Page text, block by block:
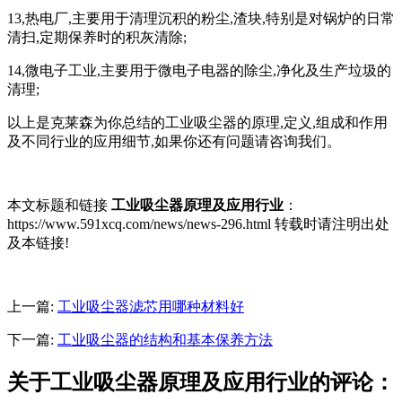
13,热电厂,主要用于清理沉积的粉尘,渣块,特别是对锅炉的日常
清扫,定期保养时的积灰清除;
14,微电子工业,主要用于微电子电器的除尘,净化及生产垃圾的
清理;
以上是克莱森为你总结的工业吸尘器的原理,定义,组成和作用
及不同行业的应用细节,如果你还有问题请咨询我们。
本文标题和链接 工业吸尘器原理及应用行业 ：
https://www.591xcq.com/news/news-296.html 转载时请注明出处
及本链接!
上一篇: 工业吸尘器滤芯用哪种材料好
下一篇: 工业吸尘器的结构和基本保养方法
关于工业吸尘器原理及应用行业的评论：